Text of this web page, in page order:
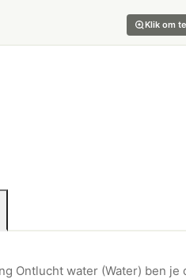
Klik om
Ontlucht water (Water) ben